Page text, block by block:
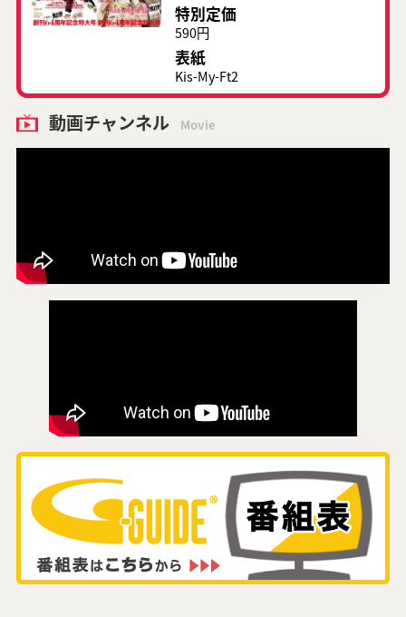
特別定価
590円
表紙
Kis-My-Ft2
動画チャンネル Movie